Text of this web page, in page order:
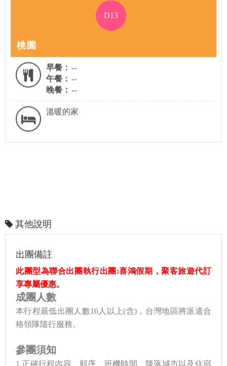
D13
桃園
早餐： --
午餐： --
晚餐： --
溫暖的家
其他說明
出團備註
此團型為聯合出團執行出團:喜鴻假期，聚客旅遊代訂
享專屬優惠。
成團人數
本行程最低出團人數16人以上(含)，台灣地區將派遣合
格領隊隨行服務。
參團須知
1.正確行程內容、順序、班機時間、降落城市以及住宿